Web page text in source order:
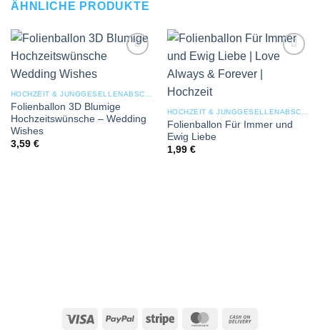
ÄHNLICHE PRODUKTE
HOCHZEIT & JUNGGESELLENABSCHIED
Folienballon 3D Blumige
Hochzeitswünsche – Wedding
Wishes
3,59 €
HOCHZEIT & JUNGGESELLENABSCHIED
Folienballon Für Immer und
Ewig Liebe
1,99 €
Visa PayPal Stripe MasterCard